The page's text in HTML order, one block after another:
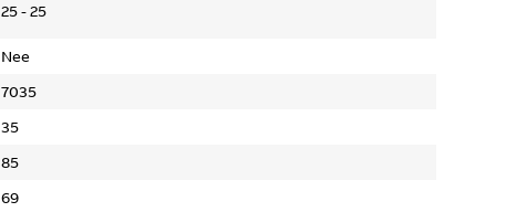
25 - 25
Nee
7035
35
85
69